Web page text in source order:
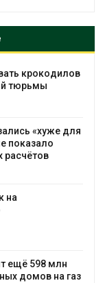
крокодилов
тюрьмы
«хуже для
показало
расчётов
на
ещё 598 млн
домов на газ